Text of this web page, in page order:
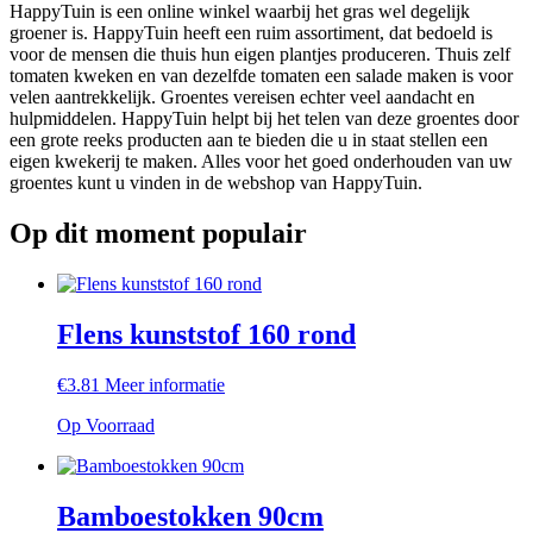
HappyTuin is een online winkel waarbij het gras wel degelijk
groener is. HappyTuin heeft een ruim assortiment, dat bedoeld is
voor de mensen die thuis hun eigen plantjes produceren. Thuis zelf
tomaten kweken en van dezelfde tomaten een salade maken is voor
velen aantrekkelijk. Groentes vereisen echter veel aandacht en
hulpmiddelen. HappyTuin helpt bij het telen van deze groentes door
een grote reeks producten aan te bieden die u in staat stellen een
eigen kwekerij te maken. Alles voor het goed onderhouden van uw
groentes kunt u vinden in de webshop van HappyTuin.
Op dit moment populair
Flens kunststof 160 rond
€3.81 Meer informatie
Op Voorraad
Bamboestokken 90cm